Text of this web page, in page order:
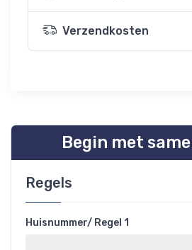
Verzendkosten
Begin met
Regels
Huisnummer/ Regel 1